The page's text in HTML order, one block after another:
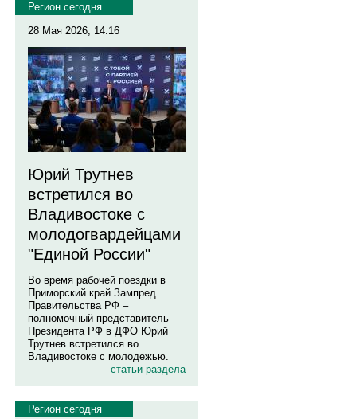
Регион сегодня
28 Мая 2026, 14:16
Юрий Трутнев
встретился во
Владивостоке с
молодогвардейцами
"Единой России"
Во время рабочей поездки в
Приморский край Зампред
Правительства РФ –
полномочный представитель
Президента РФ в ДФО Юрий
Трутнев встретился во
Владивостоке с молодежью.
статьи раздела
Регион сегодня